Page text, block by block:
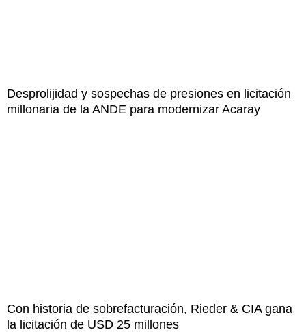
Desprolijidad y sospechas de presiones en licitación
millonaria de la ANDE para modernizar Acaray
Con historia de sobrefacturación, Rieder & CIA gana
la licitación de USD 25 millones